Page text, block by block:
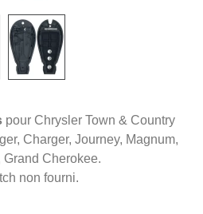
pour Chrysler Town & Country
Charger, Journey, Magnum,
Grand Cherokee.
non fourni.